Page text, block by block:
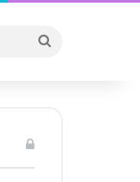
...